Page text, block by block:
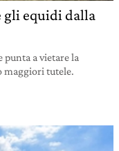
gli equidi dalla
punta a vietare la
maggiori tutele.